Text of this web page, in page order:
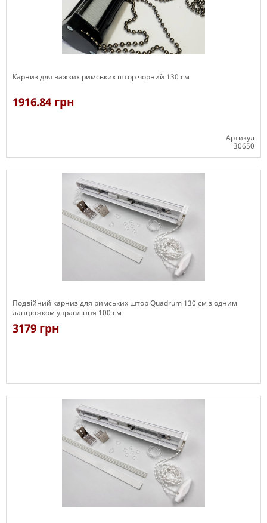
Карниз для важких римських штор чорний 130 см
1916.84 грн
Артикул
30650
Подвійний карниз для римських штор Quadrum 130 см з одним
ланцюжком управління 100 см
3179 грн